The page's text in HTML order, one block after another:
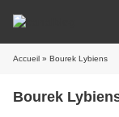
Accueil » Bourek Lybiens
Bourek